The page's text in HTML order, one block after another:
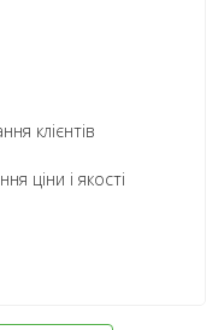
клієнтів
ціни і якості